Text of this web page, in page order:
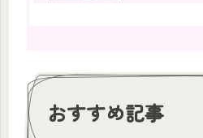
おすすめ記事